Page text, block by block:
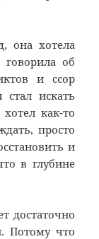
она хотела
об
и ссор
искать
как-то
просто
и
в глубине
достаточно
Потому что